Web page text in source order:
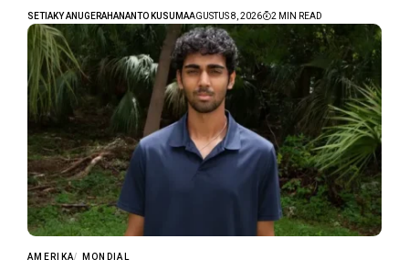
SETIAKY ANUGERAHANANTO KUSUMAAGUSTUS 8, 2026 2 MIN READ
AMERIKA MONDIAL